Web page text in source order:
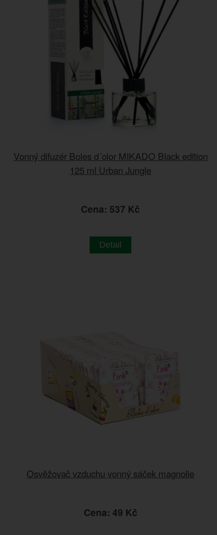
Vonný difuzér Boles d´olor MIKADO Black edition
125 ml Urban Jungle
Cena: 537 Kč
Detail
Osvěžovač vzduchu vonný sáček magnolie
Cena: 49 Kč